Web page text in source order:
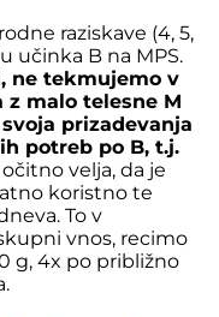
raziskave (4, 5,
učinka B na MPS.
ne tekmujemo v
malo telesne M
prizadevanja
potreb po B, t.j.
velja, da je
koristno te
To v
vnos, recimo
g, 4x po približno